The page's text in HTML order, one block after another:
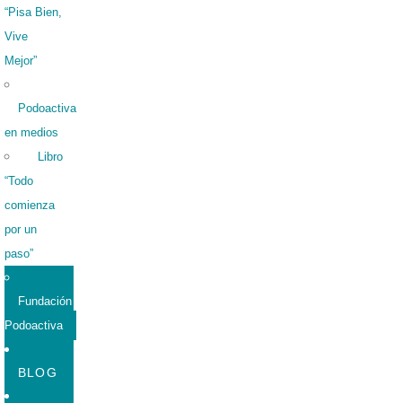
“Pisa Bien,
Vive
Mejor”
Podoactiva
en medios
Libro
“Todo
comienza
por un
paso”
Fundación
Podoactiva
BLOG